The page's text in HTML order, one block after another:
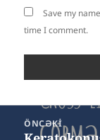
Save my
time I comment.
naviqasiyası
ÖNCƏKI